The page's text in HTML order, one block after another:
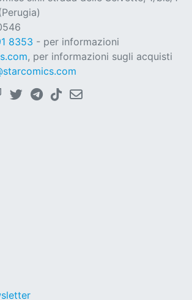
8353 - per informazioni
, per informazioni sugli acquisti